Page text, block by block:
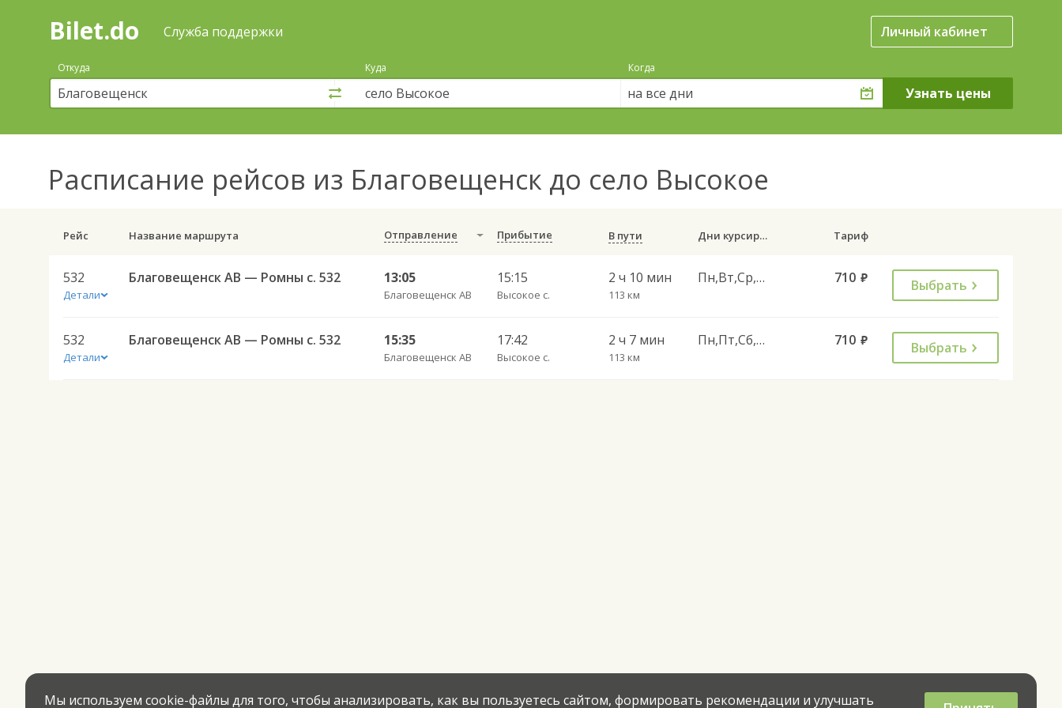
Поиск
покупка
билетов
автобус
онлайн
Bilet.do Служба поддержки Личный кабинет
Откуда Куда Когда
на все дни
Расписание рейсов из Благовещенск до село Высокое
Рейс Название маршрута Отправление Прибытие В пути Дни курсирования Тариф
532
Детали
Благовещенск АВ — Ромны с. 532 13:05
Благовещенск АВ
15:15
Высокое с.
2 ч 10 мин
113 км
Пн,Вт,Ср,Чт,Пт,Сб 710 руб. Выбрать
532
Детали
Благовещенск АВ — Ромны с. 532 15:35
Благовещенск АВ
17:42
Высокое с.
2 ч 7 мин
113 км
Пн,Пт,Сб,Вс 710 руб. Выбрать
Мы используем cookie-файлы для того, чтобы анализировать, как вы пользуетесь сайтом, формировать рекомендации и улучшать